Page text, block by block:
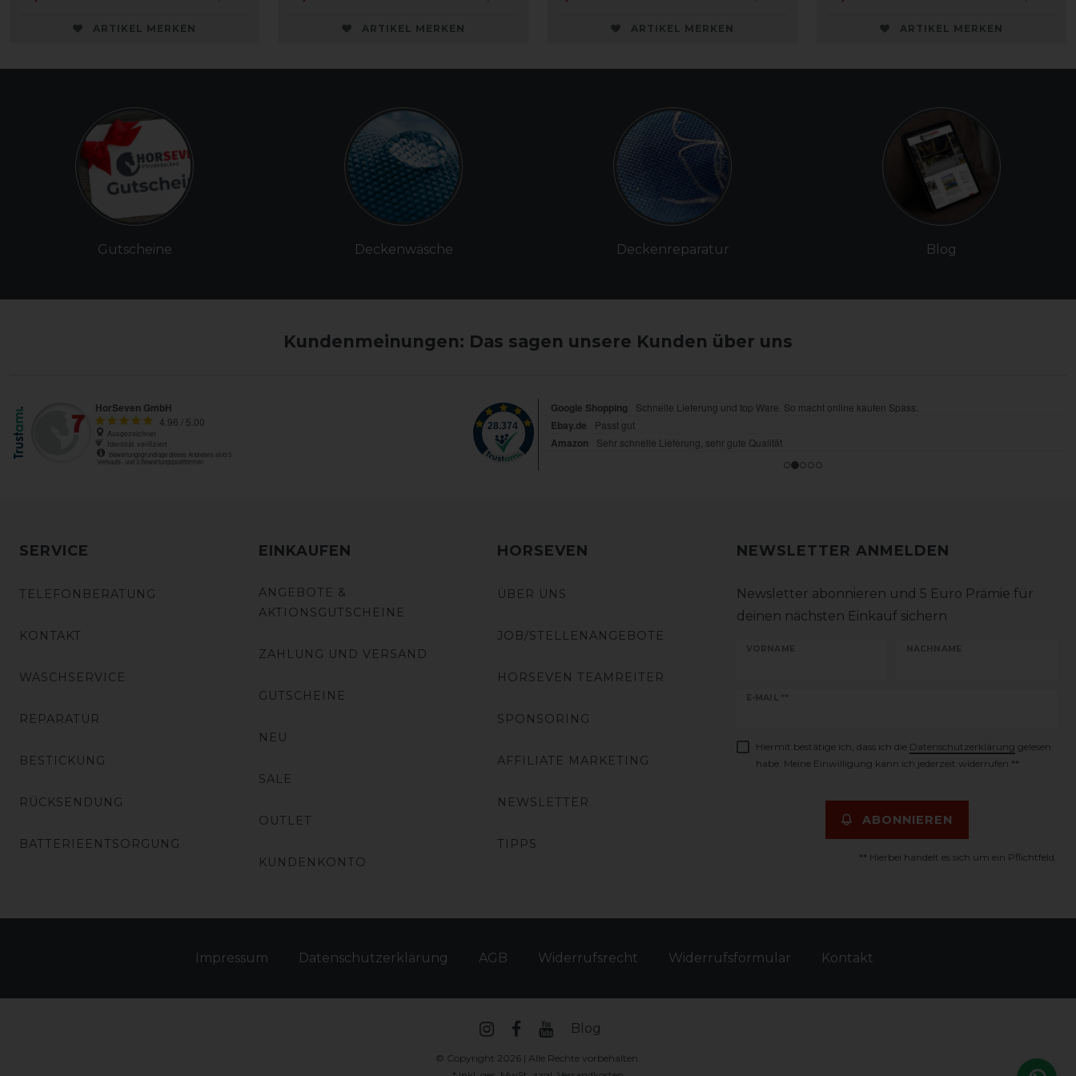
ARTIKEL MERKEN ARTIKEL MERKEN ARTIKEL MERKEN ARTIKEL MERKEN
Gutscheine Deckenwäsche Deckenreparatur Blog
Kundenmeinungen: Das sagen unsere Kunden über uns
SERVICE
TELEFONBERATUNG
KONTAKT
WASCHSERVICE
REPARATUR
BESTICKUNG
RÜCKSENDUNG
BATTERIEENTSORGUNG
EINKAUFEN
ANGEBOTE &
AKTIONSGUTSCHEINE
ZAHLUNG UND VERSAND
GUTSCHEINE
NEU
SALE
OUTLET
KUNDENKONTO
HORSEVEN
ÜBER UNS
JOB/STELLENANGEBOTE
HORSEVEN TEAMREITER
SPONSORING
AFFILIATE MARKETING
NEWSLETTER
TIPPS
NEWSLETTER ANMELDEN
Newsletter abonnieren und 5 Euro Prämie für
deinen nächsten Einkauf sichern
VORNAME NACHNAME
E-MAIL **
Newsletter
Hiermit bestätige ich, dass ich die Daten­schutz­erklärung gelesen
habe. Meine Einwilligung kann ich jederzeit widerrufen.**
ABONNIEREN
** Hierbei handelt es sich um ein Pflichtfeld.
Impressum Daten­schutz­erklärung AGB Widerrufs­recht Widerrufs­formular Kontakt
Blog
© Copyright 2026 | Alle Rechte vorbehalten.